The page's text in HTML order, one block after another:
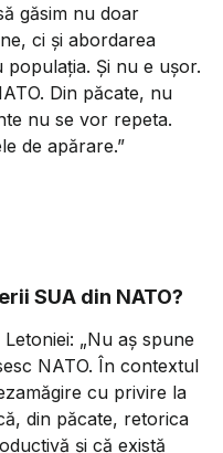
găsim nu doar
ci și abordarea
Și nu e ușor.
Din păcate, nu
nu se vor repeta.
de apărare.”
SUA din NATO?
„Nu aș spune
NATO. În contextul
cu privire la
din păcate, retorica
și că există